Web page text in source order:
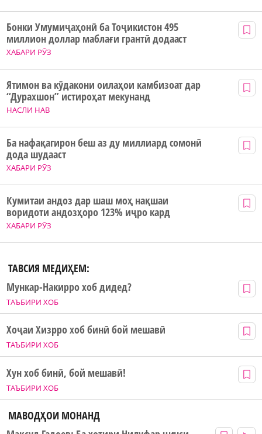
ХАБАРИ РӮЗ
Бонки Умумиҷаҳонӣ ба Тоҷикистон 495
миллион доллар маблағи грантӣ додааст
НАСЛИ НАВ
Ятимон ва кӯдакони оилаҳои камбизоат дар
“Дурахшон” истироҳат мекунанд
ХАБАРИ РӮЗ
Ба нафақагирон беш аз ду миллиард сомонӣ
дода шудааст
ХАБАРИ РӮЗ
Кумитаи андоз дар шаш моҳ нақшаи
воридоти андозҳоро 123% иҷро кард
ТАВСИЯ МЕДИҲЕМ:
ТАЪБИРИ ХОБ
Мункар-Накирро хоб дидед?
ТАЪБИРИ ХОБ
Хоҷаи Хизрро хоб бинӣ бой мешавӣ
ТАЪБИРИ ХОБ
Хун хоб бинӣ, бой мешавӣ!
МАВОДҲОИ МОНАНД